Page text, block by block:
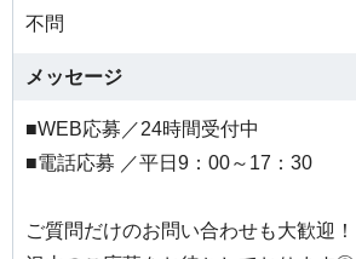
不問
メッセージ
■WEB応募／24時間受付中
■電話応募 ／平日9：00～17：30
ご質問だけのお問い合わせも大歓迎！